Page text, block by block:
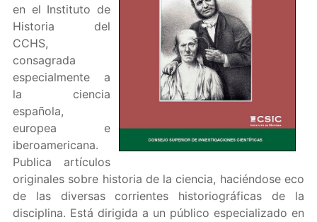
en el Instituto de
Historia del
CCHS,
consagrada
especialmente a
la ciencia
española,
europea e
iberoamericana.
Publica artículos
originales sobre historia de la ciencia, haciéndose eco
de las diversas corrientes historiográficas de la
disciplina. Está dirigida a un público especializado en